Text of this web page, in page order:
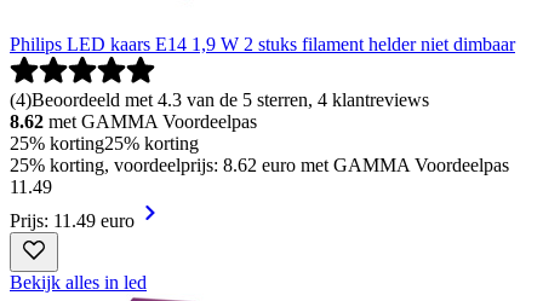
Philips LED kaars E14 1,9 W 2 stuks filament helder niet dimbaar
(4)Beoordeeld met 4.3 van de 5 sterren, 4 klantreviews
8.62 met GAMMA Voordeelpas
25% korting25% korting
25% korting, voordeelprijs: 8.62 euro met GAMMA Voordeelpas
11.49
Prijs: 11.49 euro
Bekijk alles in led